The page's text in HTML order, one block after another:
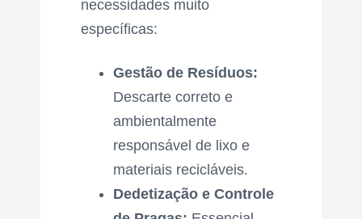
necessidades muito
específicas:
Gestão de Resíduos:
Descarte correto e
ambientalmente
responsável de lixo e
materiais recicláveis.
Dedetização e Controle